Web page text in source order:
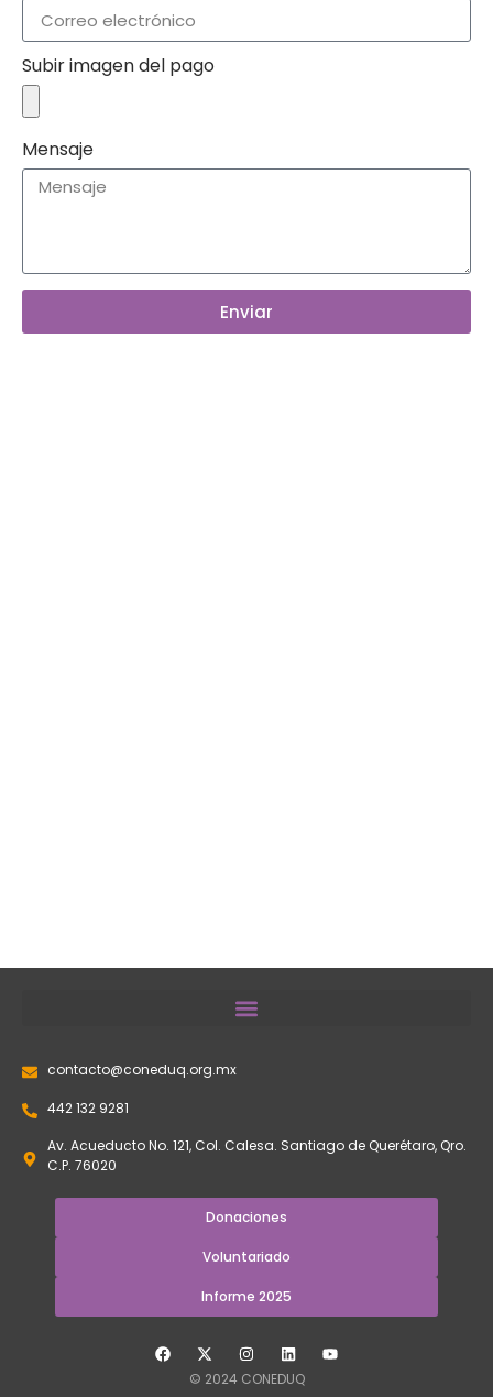
Subir imagen del pago
Mensaje
Enviar
contacto@coneduq.org.mx
442 132 9281
Av. Acueducto No. 121, Col. Calesa. Santiago de Querétaro, Qro.
C.P. 76020
Donaciones
Voluntariado
Informe 2025
© 2024 CONEDUQ